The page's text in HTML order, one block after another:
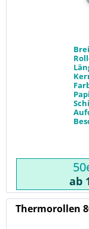
ab
Thermorollen